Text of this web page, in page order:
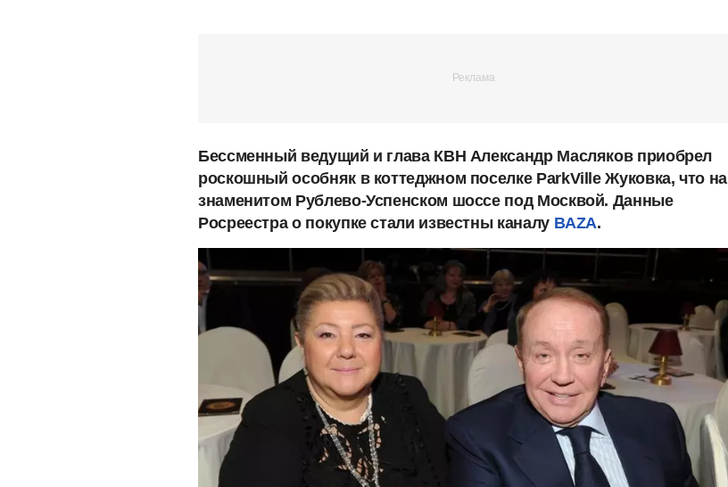
Бессменный ведущий и глава КВН Александр Масляков приобрел
роскошный особняк в коттеджном поселке ParkVille Жуковка, что на
знаменитом Рублево-Успенском шоссе под Москвой. Данные
Росреестра о покупке стали известны каналу BAZA.